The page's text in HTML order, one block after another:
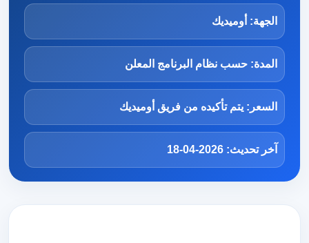
الجهة: أوميديك
المدة: حسب نظام البرنامج المعلن
السعر: يتم تأكيده من فريق أوميديك
آخر تحديث: 2026-04-18